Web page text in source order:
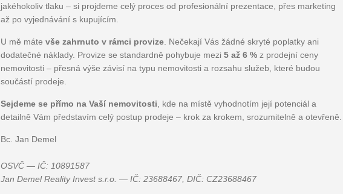
jakéhokoliv tlaku – si projdeme celý proces od profesionální prezentace, přes marketing
až po vyjednávání s kupujícím.
U mě máte vše zahrnuto v rámci provize. Nečekají Vás žádné skryté poplatky ani
dodatečné náklady. Provize se standardně pohybuje mezi 5 až 6 %z prodejní ceny
nemovitosti – přesná výše závisí na typu nemovitosti a rozsahu služeb, které budou
součástí prodeje.
Sejdeme se přímo na Vaší nemovitosti, kde na místě vyhodnotím její potenciál a
detailně Vám představím celý postup prodeje – krok za krokem, srozumitelně a otevřeně.
Bc. Jan Demel
OSVČ — IČ: 10891587
Jan Demel Reality Invest s.r.o. — IČ: 23688467, DIČ: CZ23688467